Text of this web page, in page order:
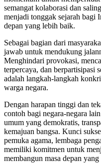
semangat kolaborasi dan
menjadi tonggak sejarah bagi
depan yang lebih baik.
Sebagai bagian dari
jawab untuk mendukung
Menghindari provokasi,
terpercaya, dan berpartisipasi
adalah langkah-langkah
warga negara.
Dengan harapan tinggi dan
contoh bagi negara-negara
umum yang demokratis,
kemajuan bangsa. Kunci
pemuka agama, lembaga
memiliki komitmen untuk
membangun masa depan